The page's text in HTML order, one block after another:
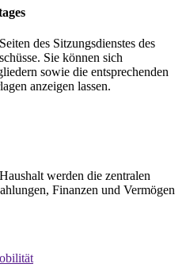
des Sitzungsdienstes des
Sie können sich
sowie die entsprechenden
anzeigen lassen.
werden die zentralen
Finanzen und Vermögen